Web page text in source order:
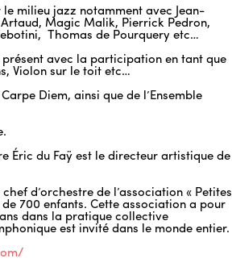
milieu jazz notamment avec Jean-
Magic Malik, Pierrick Pedron,
Thomas de Pourquery etc…
avec la participation en tant que
Violon sur le toit etc…
Diem, ainsi que de l’Ensemble
Éric du Faÿ est le directeur artistique de
d’orchestre de l’association « Petites
700 enfants. Cette association a pour
dans la pratique collective
est invité dans le monde entier.